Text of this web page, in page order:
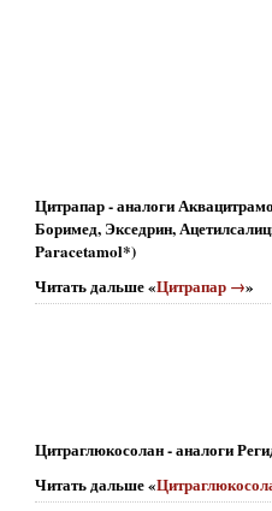
Цитрапар - аналоги
Боримед, Экседрин,
Paracetamol*)
Читать дальше «Цитрапар →»
Цитраглюкосолан - аналоги
Читать дальше «